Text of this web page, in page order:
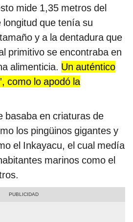
mide 1,35 metros del
que tenía su
y a la dentadura que
primitivo se encontraba en
alimenticia. Un auténtico
como lo apodó la
basaba en criaturas de
los pingüinos gigantes y
el Inkayacu, el cual medía
marinos como el